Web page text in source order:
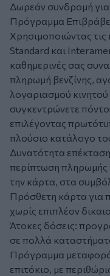
Δωρεάν συνδρομή για
Πρόγραμμα
Χρησιμοποιώντας
Standard και
καθημερινές σας
πληρωμή βενζίνης,
λογαριασμού
συγκεντρώνετε
επιλέγοντας
πλούσιο κατάλογο
Δυνατότητα
περίπτωση
τηv κάρτα, στα
Πρόσθετη κάρτα για
χωρίς επιπλέον
Άτοκες δόσεις:
σε πολλά
Πρόγραμμα
επιτόκιo, με